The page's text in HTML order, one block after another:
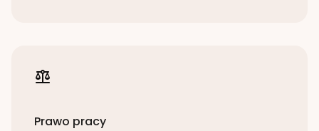
Prawo pracy